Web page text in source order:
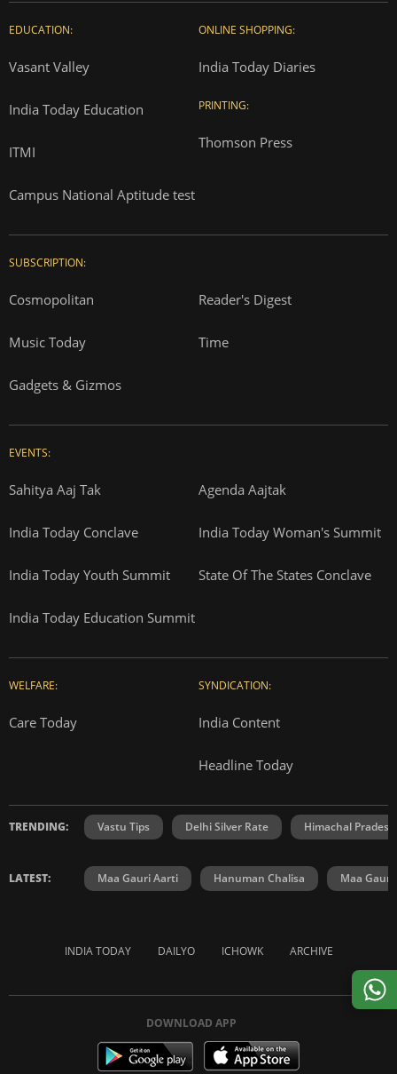
EDUCATION:
Vasant Valley
India Today Education
ITMI
Campus National Aptitude test
ONLINE SHOPPING:
India Today Diaries
PRINTING:
Thomson Press
SUBSCRIPTION:
Cosmopolitan Reader's Digest
Music Today Time
Gadgets & Gizmos
EVENTS:
Sahitya Aaj Tak Agenda Aajtak
India Today Conclave India Today Woman's Summit
India Today Youth Summit State Of The States Conclave
India Today Education Summit
WELFARE:
Care Today
SYNDICATION:
India Content
Headline Today
TRENDING: Vastu Tips Delhi Silver Rate Himachal
LATEST: Maa Gauri Aarti Hanuman Chalisa Maa Gauri
INDIA TODAY DAILYO ICHOWK ARCHIVE
DOWNLOAD APP